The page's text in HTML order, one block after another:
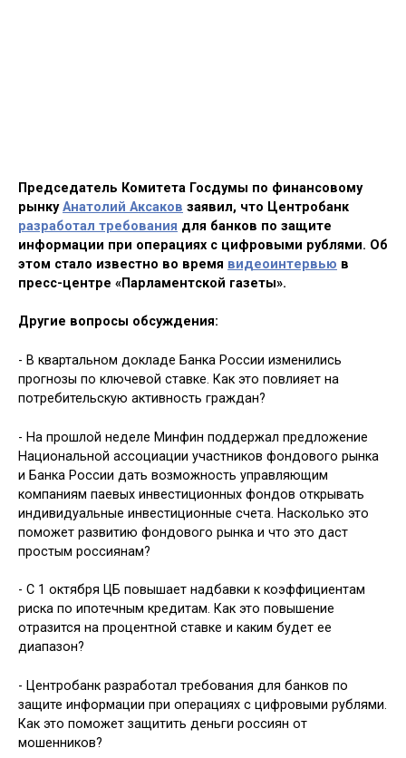
Председатель Комитета Госдумы по финансовому
рынкуАнатолий Аксаков заявил, что Центробанк
разработал требования для банков по защите
информации при операциях с цифровыми рублями. Об
этом стало известно во время видеоинтервью в
пресс-центре «Парламентской газеты».
Другие вопросы обсуждения:
- В квартальном докладе Банка России изменились
прогнозы по ключевой ставке. Как это повлияет на
потребительскую активность граждан?
- На прошлой неделе Минфин поддержал предложение
Национальной ассоциации участников фондового рынка
и Банка России дать возможность управляющим
компаниям паевых инвестиционных фондов открывать
индивидуальные инвестиционные счета. Насколько это
поможет развитию фондового рынка и что это даст
простым россиянам?
- С 1 октября ЦБ повышает надбавки к коэффициентам
риска по ипотечным кредитам. Как это повышение
отразится на процентной ставке и каким будет ее
диапазон?
- Центробанк разработал требования для банков по
защите информации при операциях с цифровыми рублями.
Как это поможет защитить деньги россиян от
мошенников?